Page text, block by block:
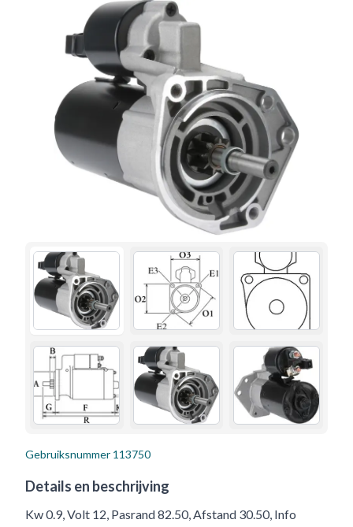
Gebruiksnummer 113750
Details en beschrijving
Kw 0.9, Volt 12, Pasrand 82.50, Afstand 30.50, Info